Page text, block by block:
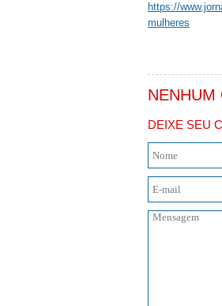
https://
mulheres
NENHUM
DEIXE SEU